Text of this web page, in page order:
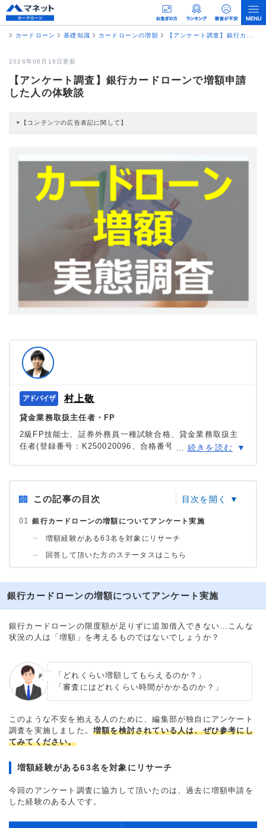
カードローン 基礎知識 カードローンの増額 【アンケート調査】銀行カ...
2026年06月18日更新
【アンケート調査】銀行カードローンで増額申請
した人の体験談
【コンテンツの広告表記に関して】
だし、特定の商品を根拠なくPRするものではなく、当編集部の調査／ユーザー
への口コミ収集などに基づき、公平性を担保した情報提供を行っています。
>提携企業一覧
村上敬
貸金業務取扱主任者・FP
2級FP技能士、証券外務員一種試験合格、貸金業務取扱主
任者(登録番号：K250020096、合格番号：第F241000177
メディアの編集・監修に携わり、実績は計2000本以上。ロ
ーン利用者へのインタビューなども多数実施し、専門知識
と事実に基づいた信頼性の高い情報発信を心がけている。
続きを読む
この記事の目次
銀行カードローンの増額についてアンケート実施
増額経験がある63名を対象にリサーチ
回答して頂いた方のステータスはこちら
銀行カードローンの増額についてアンケート実施
銀行カードローンの限度額が足りずに追加借入できない…こんな
状況の人は「増額」を考えるものではないでしょうか？
「どれくらい増額してもらえるのか？」
「審査にはどれくらい時間がかかるのか？」
このような不安を抱える人のために、編集部が独自にアンケート
調査を実施しました。 増額を検討されている人は、ぜひ参考にし
てみてください。
増額経験がある63名を対象にリサーチ
今回のアンケート調査に協力して頂いたのは、過去に増額申請を
した経験のある人です。